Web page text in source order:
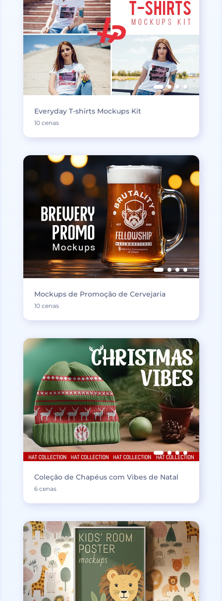
Everyday T-shirts Mockups Kit
10 cenas
Mockups de Promoção de Cervejaria
10 cenas
Coleção de Chapéus com Vibes de Natal
6 cenas